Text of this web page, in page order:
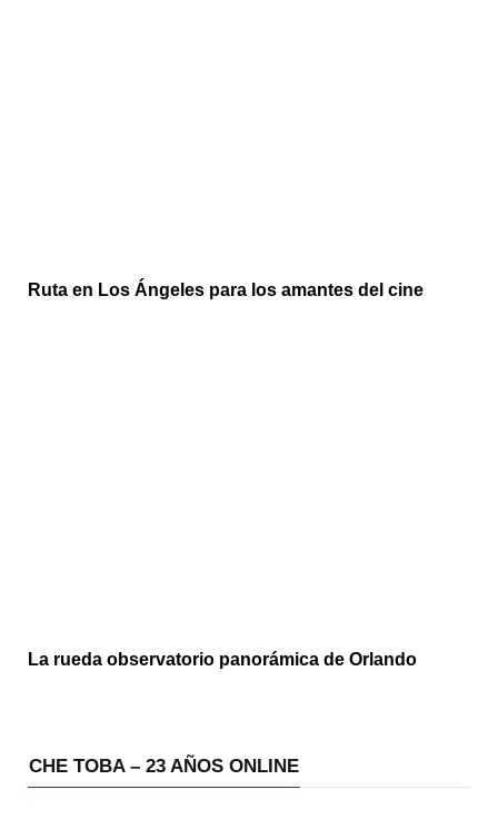
Ruta en Los Ángeles para los amantes del cine
La rueda observatorio panorámica de Orlando
CHE TOBA – 23 AÑOS ONLINE